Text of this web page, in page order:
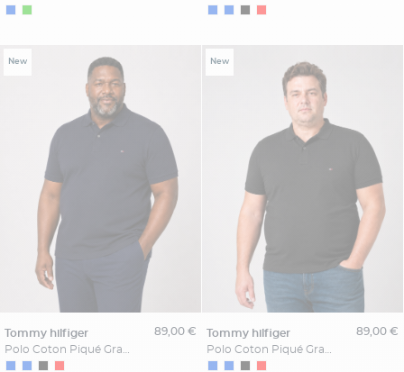
New
tommy hilfiger
89,00 €
New
tommy hilfiger
89,00 €